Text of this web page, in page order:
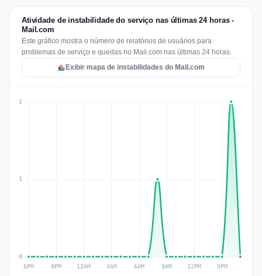
Atividade de instabilidade do serviço nas últimas 24 horas -
Mail.com
Este gráfico mostra o número de relatórios de usuários para
problemas de serviço e quedas no Mail.com nas últimas 24 horas.
Exibir mapa de instabilidades do Mail.com